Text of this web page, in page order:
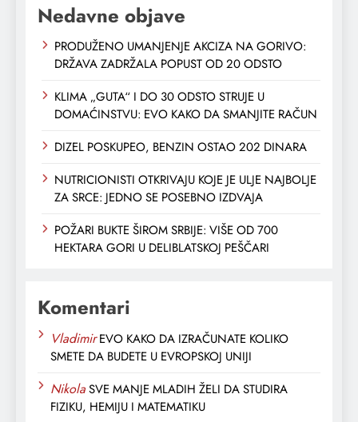
Nedavne objave
PRODUŽENO UMANJENJE AKCIZA NA GORIVO:
DRŽAVA ZADRŽALA POPUST OD 20 ODSTO
KLIMA „GUTA“ I DO 30 ODSTO STRUJE U
DOMAĆINSTVU: EVO KAKO DA SMANJITE RAČUN
DIZEL POSKUPEO, BENZIN OSTAO 202 DINARA
NUTRICIONISTI OTKRIVAJU KOJE JE ULJE NAJBOLJE
ZA SRCE: JEDNO SE POSEBNO IZDVAJA
POŽARI BUKTE ŠIROM SRBIJE: VIŠE OD 700
HEKTARA GORI U DELIBLATSKOJ PEŠČARI
Komentari
Vladimir EVO KAKO DA IZRAČUNATE KOLIKO
SMETE DA BUDETE U EVROPSKOJ UNIJI
NikolaSVE MANJE MLADIH ŽELI DA STUDIRA
FIZIKU, HEMIJU I MATEMATIKU